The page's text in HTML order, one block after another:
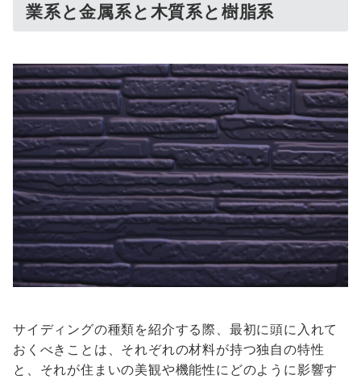
業系と金属系と木質系と樹脂系
サイディングの種類を紹介する際、最初に頭に入れて
おくべきことは、それぞれの材料が持つ独自の特性
と、それが住まいの美観や機能性にどのように影響す